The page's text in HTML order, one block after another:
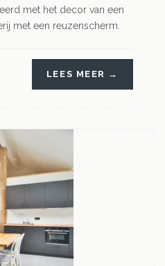
met het decor van een
met een reuzenscherm.
LEES MEER →